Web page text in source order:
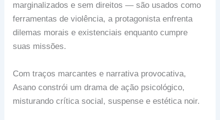
marginalizados e sem direitos — são usados como
ferramentas de violência, a protagonista enfrenta
dilemas morais e existenciais enquanto cumpre
suas missões.
Com traços marcantes e narrativa provocativa,
Asano constrói um drama de ação psicológico,
misturando crítica social, suspense e estética noir.